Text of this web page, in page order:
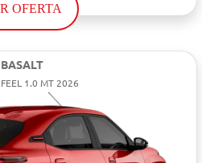
OFERTA
BASALT
1.0 MT 2026